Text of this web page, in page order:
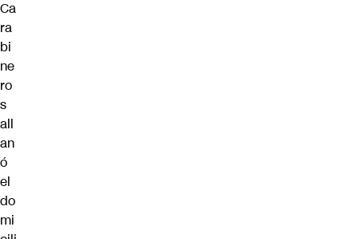
Ca
ra
bi
ne
ro
s
all
an
ó
el
do
mi